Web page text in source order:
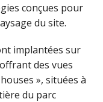
conçues pour
du site.
implantées sur
des vues
», situées à
du parc